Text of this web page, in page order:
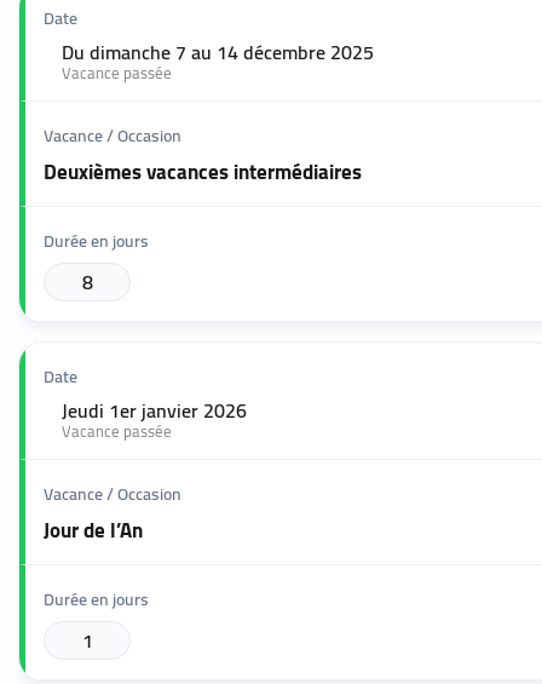
Du dimanche 7 au 14 décembre 2025
Vacance passée
Deuxièmes vacances intermédiaires
8
Jeudi 1er janvier 2026
Vacance passée
Jour de l’An
1